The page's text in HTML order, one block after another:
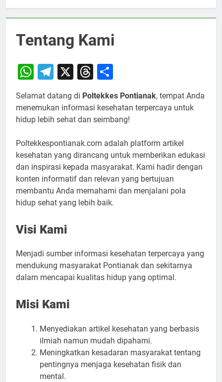
Tentang Kami
WhatsApp
Telegram
X Threads
Selamat datang di Poltekkes Pontianak, tempat Anda
menemukan informasi kesehatan terpercaya untuk
hidup lebih sehat dan seimbang!
Poltekkespontianak.com adalah platform artikel
kesehatan yang dirancang untuk memberikan edukasi
dan inspirasi kepada masyarakat. Kami hadir dengan
konten informatif dan relevan yang bertujuan
membantu Anda memahami dan menjalani pola
hidup sehat yang lebih baik.
Visi Kami
Menjadi sumber informasi kesehatan terpercaya yang
mendukung masyarakat Pontianak dan sekitarnya
dalam mencapai kualitas hidup yang optimal.
Misi Kami
Menyediakan artikel kesehatan yang berbasis
ilmiah namun mudah dipahami.
Meningkatkan kesadaran masyarakat tentang
pentingnya menjaga kesehatan fisik dan
mental.